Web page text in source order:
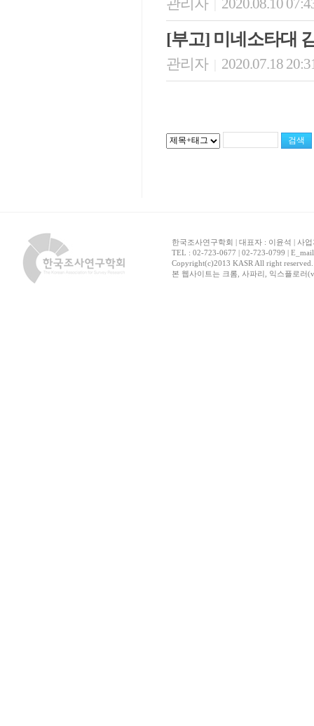
관리자 2020.08.10
[부고] 미네소타대
관리자 2020.07.18
한국조사연구학회 | 대표자 : 이윤석 | 사
TEL : 02-723-0677 | 02-723-0799 | E_mail
Copyright(c)2013 KASR All right
본 웹사이트는 크롬, 사파리, 익스플로러